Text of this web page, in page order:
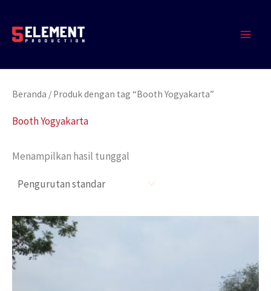
konten
Beranda / Produk dengan tag “Booth Yogyakarta”
Booth Yogyakarta
Menampilkan hasil tunggal